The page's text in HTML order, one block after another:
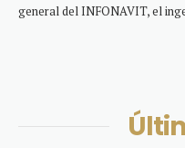
general del INFONAVIT, el